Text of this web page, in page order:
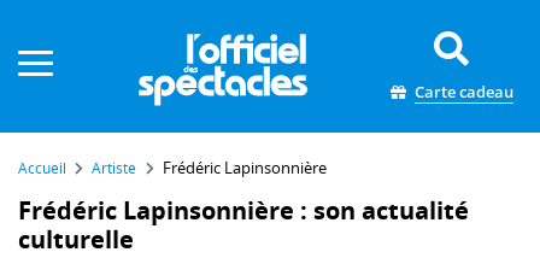
Carte cadeau
Accueil Artiste Frédéric Lapinsonnière
Frédéric Lapinsonnière : son actualité
culturelle